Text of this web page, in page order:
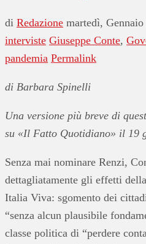
di Redazione martedì,
interviste Giuseppe Conte,
pandemia Permalink
di Barbara Spinelli
Una versione più breve di
su «Il Fatto Quotidiano» il 19
Senza mai nominare Renzi,
dettagliatamente gli effetti
Italia Viva: sgomento dei
“senza alcun plausibile
classe politica di “perdere